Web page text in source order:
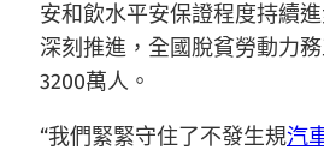
安和飲水平安保證程度持續
深刻推進，全國脫貧勞動力
3200萬人。
“我們緊緊守住了不發生規汽